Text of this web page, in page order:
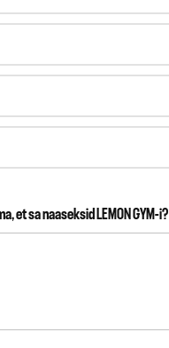
et sa naaseksid LEMON GYM-i?